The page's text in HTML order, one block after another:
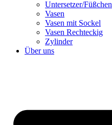
Untersetzer/Füßchen
Vasen
Vasen mit Sockel
Vasen Rechteckig
Zylinder
Über uns